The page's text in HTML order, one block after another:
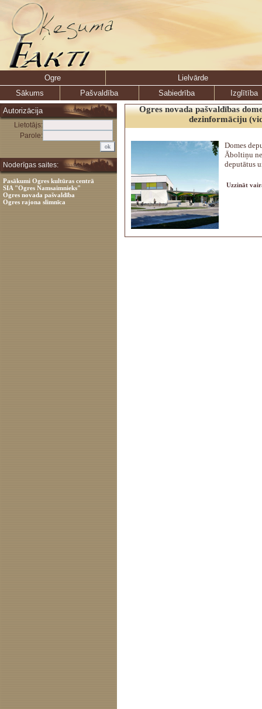
Ogre
Lielvārde
Sākums
Pašvaldība Sabiedrība
Izglītība
Autorizācija
Lietotājs:
Parole:
Noderīgas saites:
Pasākumi Ogres kultūras centrā
SIA "Ogres Namsaimnieks"
Ogres novada pašvaldība
Ogres rajona slimnīca
Ogres novada pašvaldības
dezinformāciju
Domes
Āboltiņu
deputātus
Uzzināt